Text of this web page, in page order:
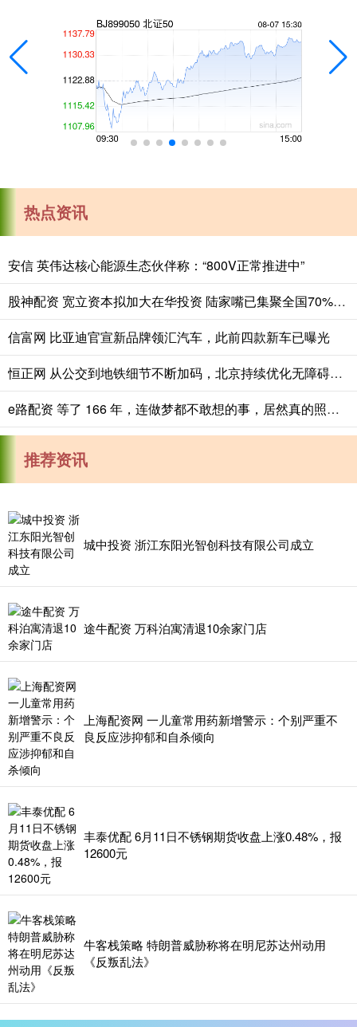
热点资讯
安信 英伟达核心能源生态伙伴称：“800V正常推进中”
股神配资 宽立资本拟加大在华投资 陆家嘴已集聚全国70%的外资资管机构
信富网 比亚迪官宣新品牌领汇汽车，此前四款新车已曝光
恒正网 从公交到地铁细节不断加码，北京持续优化无障碍出行服务
e路配资 等了 166 年，连做梦都不敢想的事，居然真的照进现实了。法国要把当
推荐资讯
城中投资 浙江东阳光智创科技有限公司成立
途牛配资 万科泊寓清退10余家门店
上海配资网 一儿童常用药新增警示：个别严重不
良反应涉抑郁和自杀倾向
丰泰优配 6月11日不锈钢期货收盘上涨0.48%，报
12600元
牛客栈策略 特朗普威胁称将在明尼苏达州动用
《反叛乱法》